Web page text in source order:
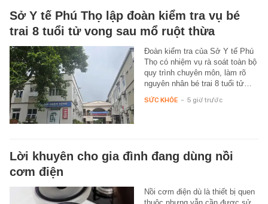
Sở Y tế Phú Thọ lập đoàn kiểm tra vụ bé
trai 8 tuổi tử vong sau mổ ruột thừa
Đoàn kiểm tra của Sở Y tế Phú
Thọ có nhiệm vụ rà soát toàn bộ
quy trình chuyên môn, làm rõ
nguyên nhân bé trai 8 tuổi tử…
SỨC KHỎE - 5 giờ trước
Lời khuyên cho gia đình đang dùng nồi
cơm điện
Nồi cơm điện dù là thiết bị quen